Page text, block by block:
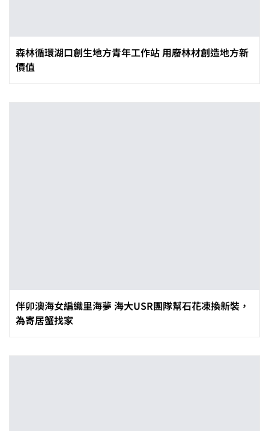
森林循環湖口創生地方青年工作站 用廢林材創造地方新
價值
伴卯澳海女編織里海夢 海大USR團隊幫石花凍換新裝，
為寄居蟹找家